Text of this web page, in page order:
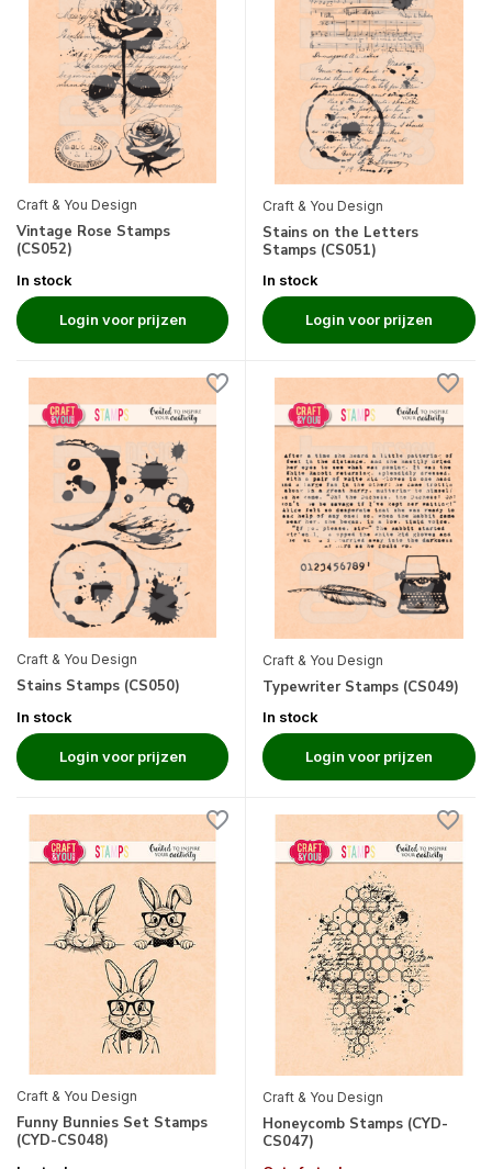
Craft & You Design
Vintage Rose Stamps
(CS052)
In stock
Login voor prijzen
Craft & You Design
Stains on the Letters
Stamps (CS051)
In stock
Login voor prijzen
Craft & You Design
Stains Stamps (CS050)
In stock
Login voor prijzen
Craft & You Design
Typewriter Stamps (CS049)
In stock
Login voor prijzen
Craft & You Design
Funny Bunnies Set Stamps
(CYD-CS048)
Craft & You Design
Honeycomb Stamps (CYD-
CS047)